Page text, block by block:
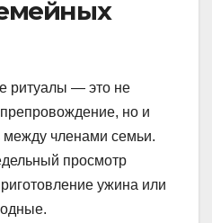
ритуалы — это не
но и
между членами семьи.
просмотр
ужина или